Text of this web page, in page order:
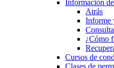
Información
Atrás
Informe
¿Cómo
Cursos de